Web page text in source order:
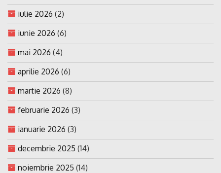
iulie 2026 (2)
iunie 2026 (6)
mai 2026 (4)
aprilie 2026 (6)
martie 2026 (8)
februarie 2026 (3)
ianuarie 2026 (3)
decembrie 2025 (14)
noiembrie 2025 (14)